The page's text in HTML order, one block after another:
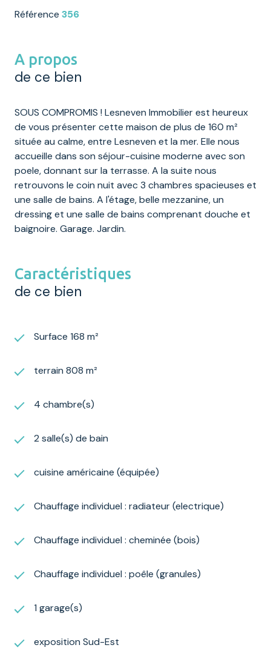
Référence 356
A propos
de ce bien
SOUS COMPROMIS ! Lesneven Immobilier est heureux
de vous présenter cette maison de plus de 160 m²
située au calme, entre Lesneven et la mer. Elle nous
accueille dans son séjour-cuisine moderne avec son
poele, donnant sur la terrasse. A la suite nous
retrouvons le coin nuit avec 3 chambres spacieuses et
une salle de bains. A l'étage, belle mezzanine, un
dressing et une salle de bains comprenant douche et
baignoire. Garage. Jardin.
Caractéristiques
de ce bien
Surface 168 m²
terrain 808 m²
4 chambre(s)
2 salle(s) de bain
cuisine américaine (équipée)
Chauffage individuel : radiateur (electrique)
Chauffage individuel : cheminée (bois)
Chauffage individuel : poêle (granules)
1 garage(s)
exposition Sud-Est